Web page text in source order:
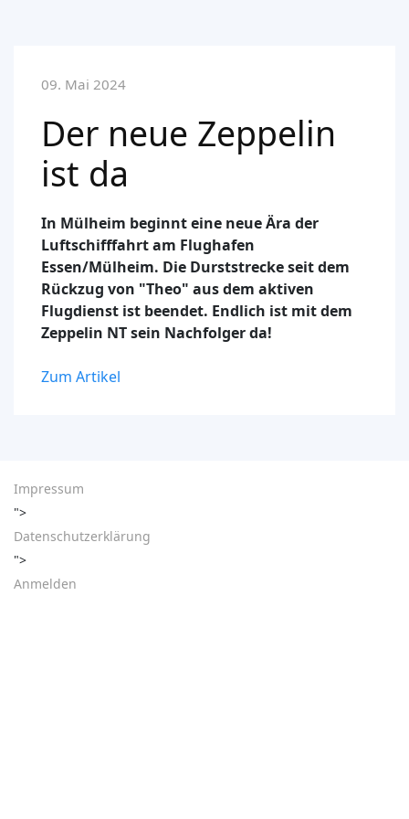
09. Mai 2024
Der neue Zeppelin
ist da
In Mülheim beginnt eine neue Ära der
Luftschifffahrt am Flughafen
Essen/Mülheim. Die Durststrecke seit dem
Rückzug von "Theo" aus dem aktiven
Flugdienst ist beendet. Endlich ist mit dem
Zeppelin NT sein Nachfolger da!
Zum Artikel
Impressum
">
Datenschutzerklärung
">
Anmelden